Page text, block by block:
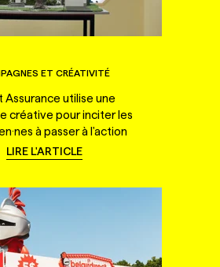
ET CRÉATIVITÉ
Assurance utilise une
créative pour inciter les
à passer à l'action
LIRE L'ARTICLE